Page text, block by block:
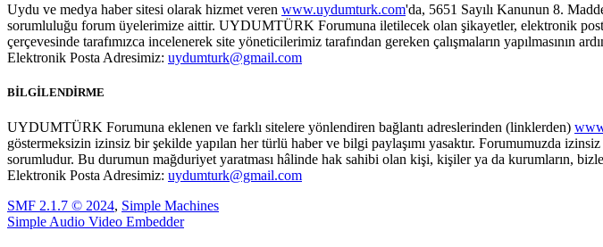
Uydu ve medya haber sitesi olarak hizmet veren www.uydumturk.com'da, 5651 Sayılı Kanunun 8.
sorumluluğu forum üyelerimize aittir. UYDUMTÜRK Forumuna iletilecek olan şikayetler, elektronik
çerçevesinde tarafımızca incelenerek site yöneticilerimiz tarafından gereken çalışmaların yapılmasının
Elektronik Posta Adresimiz: uydumturk@gmail.com
BİLGİLENDİRME
UYDUMTÜRK Forumuna eklenen ve farklı sitelere yönlendiren bağlantı adreslerinden (linklerden)
göstermeksizin izinsiz bir şekilde yapılan her türlü haber ve bilgi paylaşımı yasaktır. Forumumuzda
sorumludur. Bu durumun mağduriyet yaratması hâlinde hak sahibi olan kişi, kişiler ya da kurumların,
Elektronik Posta Adresimiz: uydumturk@gmail.com
SMF 2.1.7 © 2024, Simple Machines
Simple Audio Video Embedder